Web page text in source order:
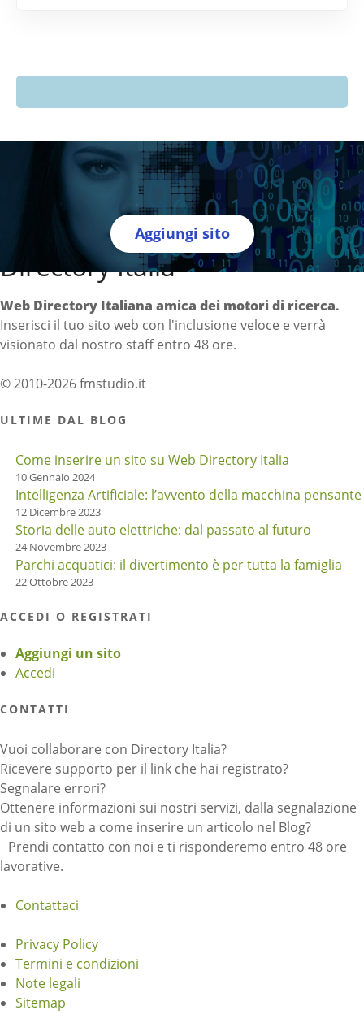
Aggiungi sito
Directory Italia
Web Directory Italiana amica dei motori di ricerca.
Inserisci il tuo sito web con l'inclusione veloce e verrà
visionato dal nostro staff entro 48 ore.
© 2010-2026 fmstudio.it
ULTIME DAL BLOG
Come inserire un sito su Web Directory Italia
10 Gennaio 2024
Intelligenza Artificiale: l’avvento della macchina pensante
12 Dicembre 2023
Storia delle auto elettriche: dal passato al futuro
24 Novembre 2023
Parchi acquatici: il divertimento è per tutta la famiglia
22 Ottobre 2023
ACCEDI O REGISTRATI
Aggiungi un sito
Accedi
CONTATTI
Vuoi collaborare con Directory Italia?
Ricevere supporto per il link che hai registrato?
Segnalare errori?
Ottenere informazioni sui nostri servizi, dalla segnalazione
di un sito web a come inserire un articolo nel Blog?
Prendi contatto con noi e ti risponderemo entro 48 ore
lavorative.
Contattaci
Privacy Policy
Termini e condizioni
Note legali
Sitemap